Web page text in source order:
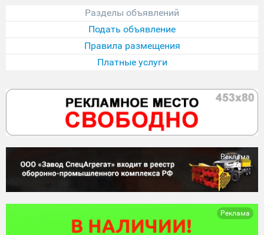
Разделы объявлений
Подать объявление
Правила размещения
Платные услуги
Реклама
Реклама